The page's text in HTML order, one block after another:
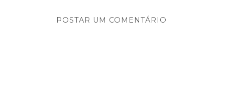
POSTAR UM COMENTÁRIO